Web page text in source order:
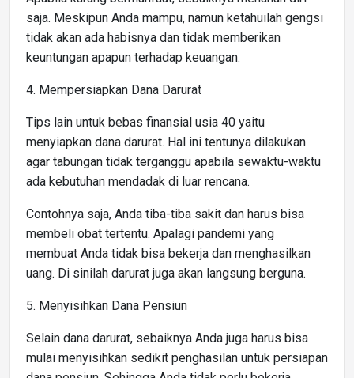
saja. Meskipun Anda mampu, namun ketahuilah gengsi
tidak akan ada habisnya dan tidak memberikan
keuntungan apapun terhadap keuangan.
4. Mempersiapkan Dana Darurat
Tips lain untuk bebas finansial usia 40 yaitu
menyiapkan dana darurat. Hal ini tentunya dilakukan
agar tabungan tidak terganggu apabila sewaktu-waktu
ada kebutuhan mendadak di luar rencana.
Contohnya saja, Anda tiba-tiba sakit dan harus bisa
membeli obat tertentu. Apalagi pandemi yang
membuat Anda tidak bisa bekerja dan menghasilkan
uang. Di sinilah darurat juga akan langsung berguna.
5. Menyisihkan Dana Pensiun
Selain dana darurat, sebaiknya Anda juga harus bisa
mulai menyisihkan sedikit penghasilan untuk persiapan